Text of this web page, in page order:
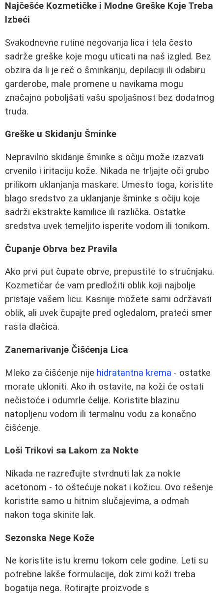
Najčešće Kozmetičke i Modne Greške Koje Treba
Izbeći
Svakodnevne rutine negovanja lica i tela često
sadrže greške koje mogu uticati na naš izgled. Bez
obzira da li je reč o šminkanju, depilaciji ili odabiru
garderobe, male promene u navikama mogu
značajno poboljšati vašu spoljašnost bez dodatnog
truda.
Greške u Skidanju Šminke
Nepravilno skidanje šminke s očiju može izazvati
crvenilo i iritaciju kože. Nikada ne trljajte oči grubo
prilikom uklanjanja maskare. Umesto toga, koristite
blago sredstvo za uklanjanje šminke s očiju koje
sadrži ekstrakte kamilice ili različka. Ostatke
sredstva uvek temeljito isperite vodom ili tonikom.
Čupanje Obrva bez Pravila
Ako prvi put čupate obrve, prepustite to stručnjaku.
Kozmetičar će vam predložiti oblik koji najbolje
pristaje vašem licu. Kasnije možete sami održavati
oblik, ali uvek čupajte pred ogledalom, prateći smer
rasta dlačica.
Zanemarivanje Čišćenja Lica
Mleko za čišćenje nije hidratantna krema - ostatke
morate ukloniti. Ako ih ostavite, na koži će ostati
nečistoće i odumrle ćelije. Koristite blazinu
natopljenu vodom ili termalnu vodu za konačno
čišćenje.
Loši Trikovi sa Lakom za Nokte
Nikada ne razređujte stvrdnuti lak za nokte
acetonom - to oštećuje nokat i kožicu. Ovo rešenje
koristite samo u hitnim slučajevima, a odmah
nakon toga skinite lak.
Sezonska Nege Kože
Ne koristite istu kremu tokom cele godine. Leti su
potrebne lakše formulacije, dok zimi koži treba
bogatija negа. Rotirajte proizvode s